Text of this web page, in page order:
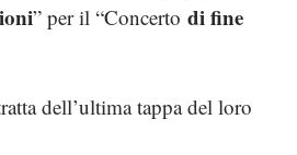
” per il “Concerto di fine
dell’ultima tappa del loro